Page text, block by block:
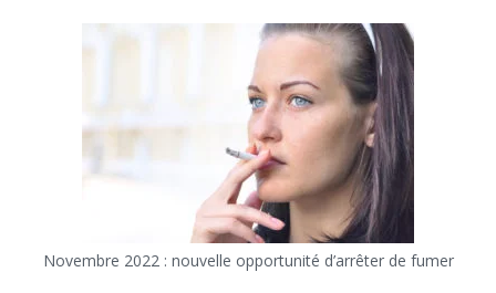
Novembre 2022 : nouvelle opportunité d’arrêter de fumer